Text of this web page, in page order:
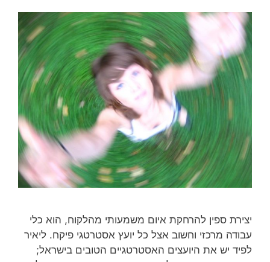
יצירת ספין להרחקת איום משמעותי מהלקוח, הוא כלי
עבודה מרכזי וחשוב אצל כל יועץ אסטרטגי פיקח. ליאיר
לפיד יש את היועצים האסטרטגיים הטובים בישראל;